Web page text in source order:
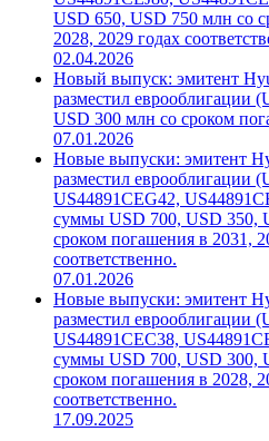
22.06.2026
Новые выпуски: эмитент
разместил еврооблигации
US44891CEJ80,
USD 650, USD 750 млн со
2028, 2029 годах
02.04.2026
Новый выпуск: эмитент
разместил еврооблигации
USD 300 млн со сроком
07.01.2026
Новые выпуски: эмитент
разместил еврооблигации
US44891CEG42,
суммы USD 700, USD 350,
сроком погашения в 2031,
соответственно.
07.01.2026
Новые выпуски: эмитент
разместил еврооблигации
US44891CEC38,